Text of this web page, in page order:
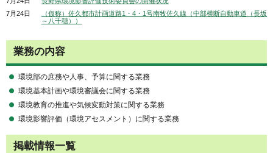
7月24日
（仮称）佐久都市計画道路1・4・1号南牧佐久線（中部横断自動車道（長坂
～八千穂））
業務の内容
環境部の庶務や人事、予算に関する業務
環境基本計画や環境審議会に関する業務
環境教育の推進や気候変動対策に関する業務
環境影響評価（環境アセスメント）に関する業務
掲載情報一覧